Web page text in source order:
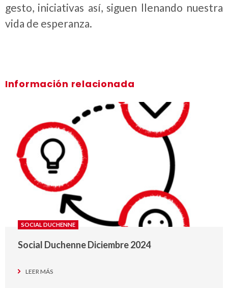
gesto, iniciativas así, siguen llenando nuestra
vida de esperanza.
Información relacionada
SOCIAL DUCHENNE
Social Duchenne Diciembre 2024
LEER MÁS